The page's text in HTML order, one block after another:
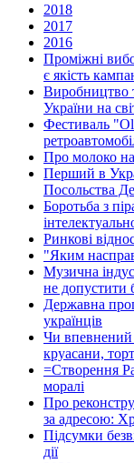
2018
2017
2016
Проміжні
є якість
Виробництво
України на
Фестиваль
Про молоко
Перший в
Посольства
Боротьба з
Ринкові
"Яким
Музична
не допустити
Державна
українців
Чи впевнений
круасани,
=Створення
моралі
Про
за адресою:
Підсумки
дії